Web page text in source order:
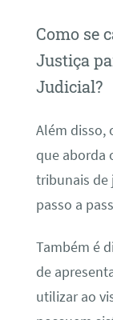
Como se
Justiça
Judicial?
Além disso,
que aborda
tribunais de
passo a
Também é
de
utilizar ao